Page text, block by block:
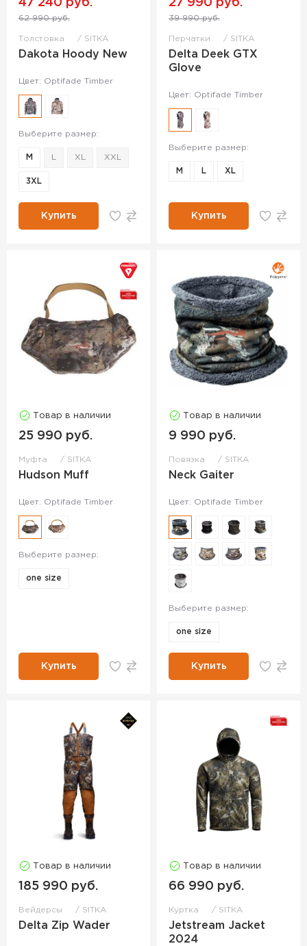
47 240 руб.
62 990 руб.
Толстовка SITKA
Dakota Hoody New
Цвет: Optifade Timber
Выберите размер:
M XL XXL
3XL
Купить
27 990 руб.
39 990 руб.
Перчатки SITKA
Delta Deek GTX
Glove
Цвет: Optifade Timber
Выберите размер:
M L XL
Купить
Товар в наличии
25 990 руб.
Муфта SITKA
Hudson Muff
Цвет: Optifade Timber
Выберите размер:
one size
Купить
Товар в наличии
9 990 руб.
Повязка SITKA
Neck Gaiter
Цвет: Optifade Timber
Выберите размер:
one size
Купить
Товар в наличии
185 990 руб.
Вейдерсы SITKA
Delta Zip Wader
Товар в наличии
66 990 руб.
Куртка SITKA
Jetstream Jacket
2024